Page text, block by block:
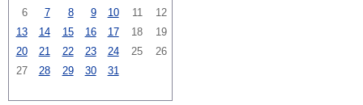
6
7 8 9 10 11
12
13
14 15 16 17 18
19
20
21 22 23 24 25
26
27
28 29 30 31